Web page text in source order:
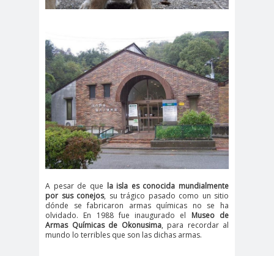
A pesar de que la isla es conocida mundialmente
por sus conejos, su trágico pasado como un sitio
dónde se fabricaron armas químicas no se ha
olvidado. En 1988 fue inaugurado el Museo de
Armas Químicas de Okonusima, para recordar al
mundo lo terribles que son las dichas armas.